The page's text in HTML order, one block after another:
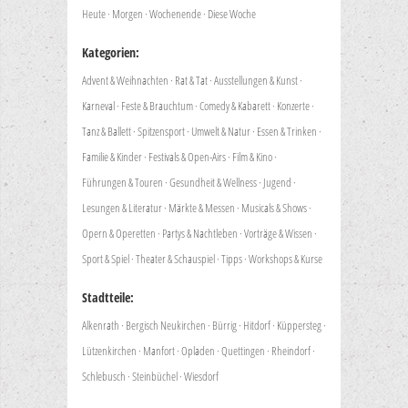
Heute· Morgen ·Wochenende· Diese Woche
Kategorien:
Advent & Weihnachten · Rat & Tat·Ausstellungen & Kunst·
Karneval· Feste & Brauchtum·Comedy & Kabarett· Konzerte·
Tanz & Ballett·Spitzensport· Umwelt & Natur· Essen & Trinken ·
Familie & Kinder· Festivals & Open-Airs· Film & Kino·
Führungen & Touren ·Gesundheit & Wellness· Jugend ·
Lesungen & Literatur· Märkte & Messen · Musicals & Shows·
Opern & Operetten · Partys & Nachtleben ·Vorträge & Wissen ·
Sport & Spiel·Theater & Schauspiel·Tipps·Workshops & Kurse
Stadtteile:
Alkenrath · Bergisch Neukirchen · Bürrig· Hitdorf· Küppersteg·
Lützenkirchen · Manfort·Opladen ·Quettingen · Rheindorf·
Schlebusch ·Steinbüchel·Wiesdorf